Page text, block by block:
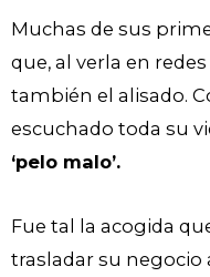
Muchas de sus
que, al verla en
también el alisado.
escuchado toda su
‘pelo malo’.
Fue tal la acogida
trasladar su negocio